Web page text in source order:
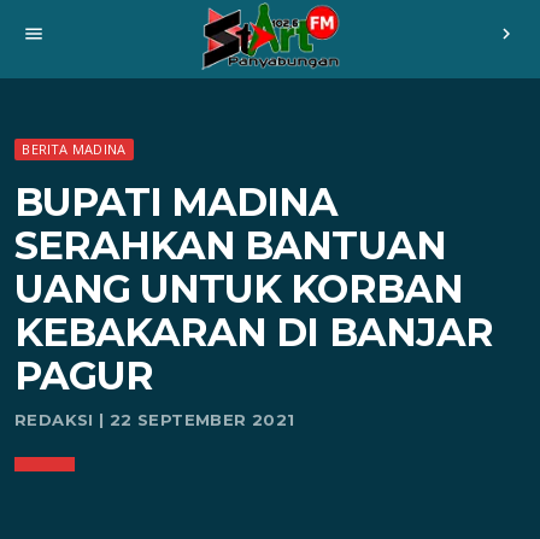
menu chevron_right
BERITA MADINA
BUPATI MADINA
SERAHKAN BANTUAN
UANG UNTUK KORBAN
KEBAKARAN DI BANJAR
PAGUR
REDAKSI | 22 SEPTEMBER 2021